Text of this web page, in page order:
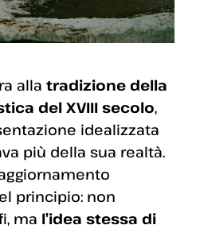
alla tradizione della
del XVIII secolo,
idealizzata
più della sua realtà.
principio: non
ma l’idea stessa di